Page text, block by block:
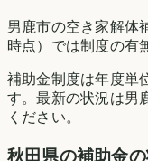
男鹿市の空き家解体
時点）では制度の有
補助金制度は年度単
す。最新の状況は男
ください。
秋田県の補助金の